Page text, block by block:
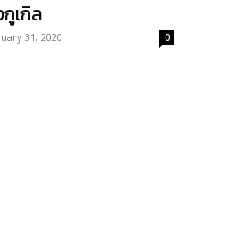
เกิล
31, 2020 0